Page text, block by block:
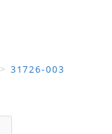
> 31726-003